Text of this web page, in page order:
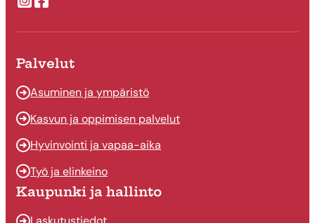
Suonenjoen kaupungin Instragram
Suonenjoen kaupungin Facebook
Palvelut
Asuminen ja ympäristö
Kasvun ja oppimisen palvelut
Hyvinvointi ja vapaa-aika
Työ ja elinkeino
Kaupunki ja hallinto